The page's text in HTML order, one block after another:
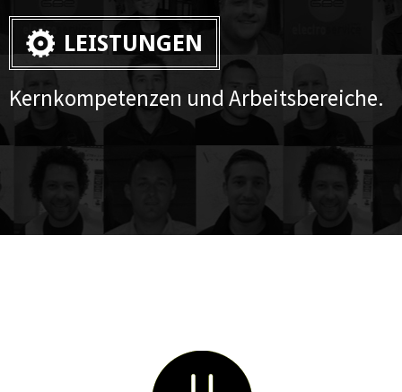
LEISTUNGEN
Kernkompetenzen und Arbeitsbereiche.